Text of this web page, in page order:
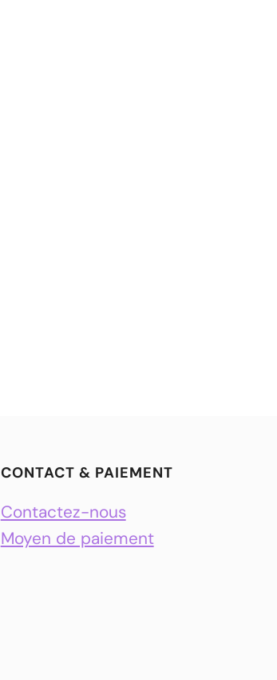
CONTACT & PAIEMENT
Contactez-nous
Moyen de paiement